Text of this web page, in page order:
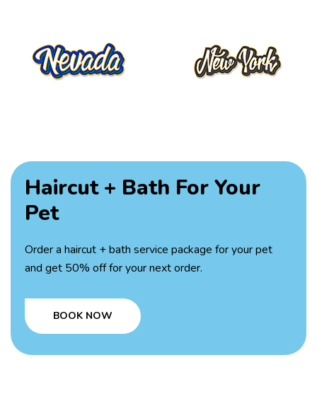
Haircut + Bath For Your
Pet
Order a haircut + bath service package for your pet
and get 50% off for your next order.
BOOK NOW